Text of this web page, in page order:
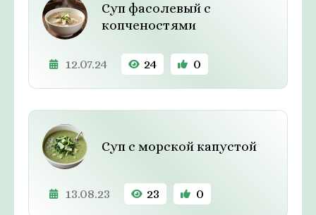
Суп фасолевый с
копченостями
12.07.24 24 0
Суп с морской капустой
13.08.23 23 0